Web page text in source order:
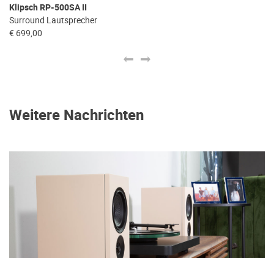
Klipsch RP-500SA II
Surround Lautsprecher
€ 699,00
Weitere Nachrichten